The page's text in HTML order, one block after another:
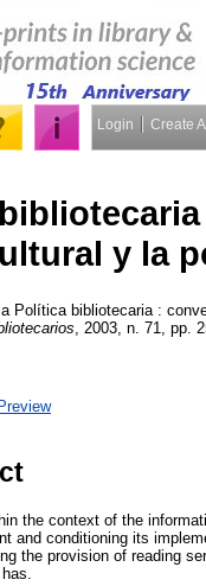
Login Create
y la
Política bibliotecaria :
, 2003, n. 71, pp.
the context of the
and conditioning its
the provision of reading